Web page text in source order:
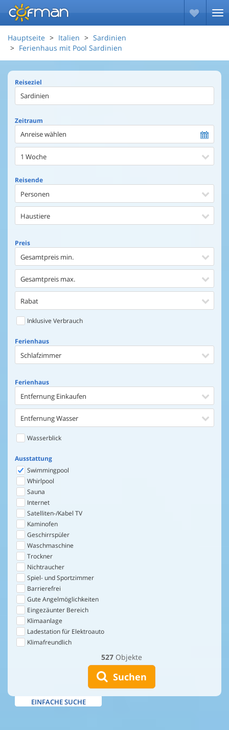
Hauptseite Italien
Sardinien
Ferienhaus mit Pool Sardinien
Reiseziel
Zeitraum
Anreise wählen
1 Woche
Reisende
Personen
Haustiere
Preis
Gesamtpreis min.
Gesamtpreis max.
Rabat
Inklusive Verbrauch
Ferienhaus
Schlafzimmer
527 Objekte
Suchen
Ferienhaus
Entfernung Einkaufen
Entfernung Wasser
Wasserblick
Ausstattung
Swimmingpool
Whirlpool
Sauna
Internet
Satelliten-/Kabel TV
Kaminofen
Geschirrspüler
Waschmaschine
Trockner
Nichtraucher
Spiel- und Sportzimmer
Barrierefrei
Gute Angelmöglichkeiten
Eingezäunter Bereich
Klimaanlage
Ladestation für Elektroauto
Klimafreundlich
EINFACHE SUCHE